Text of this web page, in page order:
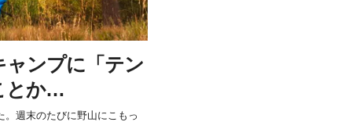
ンプに「テン
とか…
週末のたびに野山にこもっ